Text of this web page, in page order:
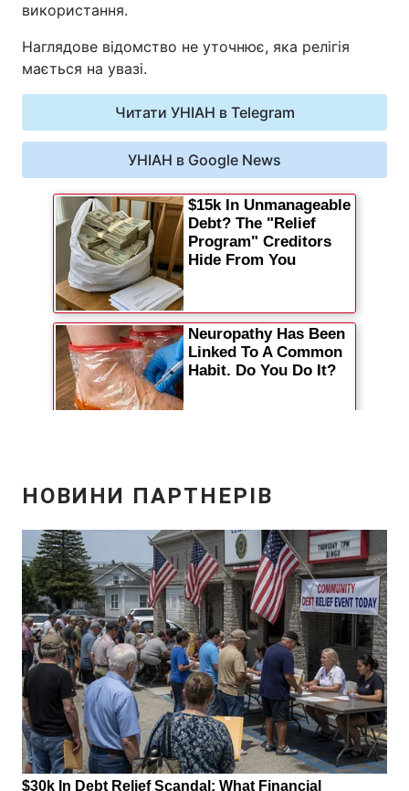
Спорт
Техно і зв'язок
Інциденти
Туризм
Цікавинки Погода
Відео з Youtube Статті
Інтерв'ю Думки
Архів Вакансії
Контакти
Реклама на сайті Фотобанк
Моніторинг Пресцентр
використання.
Наглядове відомство не уточнює, яка релігія
мається на увазі.
Читати УНІАН в Telegram
УНІАН в Google News